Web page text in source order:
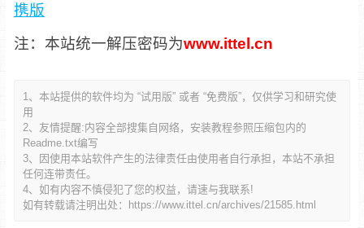
携版
注：本站统一解压密码为www.ittel.cn
1、本站提供的软件均为 “试用版” 或者 “免费版”，仅供学习和研究使
用
2、友情提醒:内容全部搜集自网络，安装教程参照压缩包内的
Readme.txt编写
3、因使用本站软件产生的法律责任由使用者自行承担，本站不承担
任何连带责任。
4、如有内容不慎侵犯了您的权益，请速与我联系!
如有转载请注明出处：
https://www.ittel.cn/archives/21585.html